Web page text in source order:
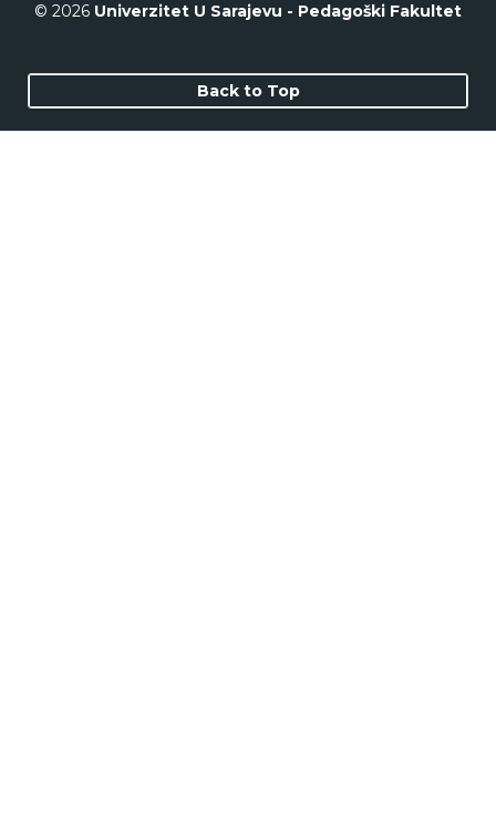
© 2026 Univerzitet U Sarajevu - Pedagoški Fakultet
Back to Top